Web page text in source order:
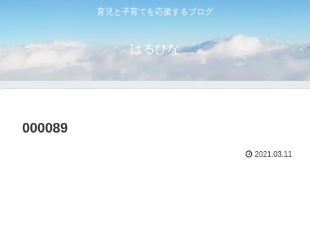
育児と子育てを応援するブログ
はるひな
000089
2021.03.11